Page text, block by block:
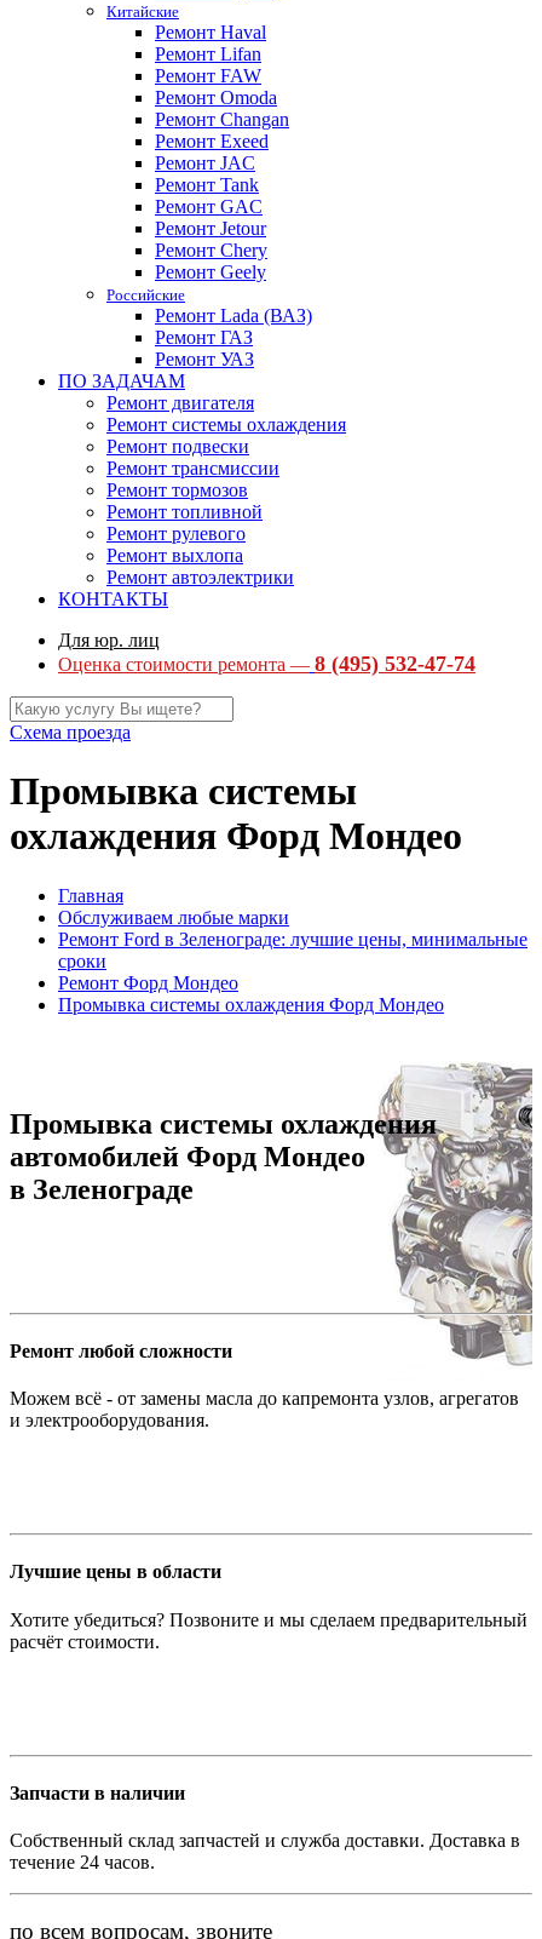
Китайские
Ремонт Haval
Ремонт Lifan
Ремонт FAW
Ремонт Omoda
Ремонт Changan
Ремонт Exeed
Ремонт JAC
Ремонт Tank
Ремонт GAC
Ремонт Jetour
Ремонт Chery
Ремонт Geely
Российские
Ремонт Lada (ВАЗ)
Ремонт ГАЗ
Ремонт УАЗ
ПО ЗАДАЧАМ
Ремонт двигателя
Ремонт системы охлаждения
Ремонт подвески
Ремонт трансмиссии
Ремонт тормозов
Ремонт топливной
Ремонт рулевого
Ремонт выхлопа
Ремонт автоэлектрики
КОНТАКТЫ
Для юр. лиц
Оценка стоимости ремонта — 8 (495) 532-47-74
Схема проезда
Промывка системы
охлаждения Форд Мондео
Главная
Обслуживаем любые марки
Ремонт Ford в Зеленограде: лучшие цены, минимальные
сроки
Ремонт Форд Мондео
Промывка системы охлаждения Форд Мондео
Промывка системы охлаждения
автомобилей Форд Мондео
в Зеленограде
Ремонт любой сложности
Можем всё - от замены масла до капремонта узлов, агрегатов
и электрооборудования.
Лучшие цены в области
Хотите убедиться? Позвоните и мы сделаем предварительный
расчёт стоимости.
Запчасти в наличии
Собственный склад запчастей и служба доставки. Доставка в
течение 24 часов.
по всем вопросам, звоните